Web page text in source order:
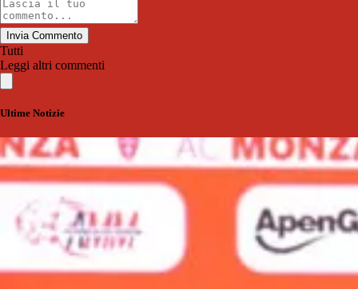
Invia Commento
Tutti
Leggi altri commenti
Ultime Notizie